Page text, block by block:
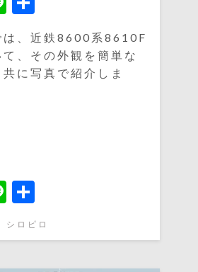
有
は、近鉄8600系8610F
、その外観を簡単な
に写真で紹介しま
Line
共
有
シロピロ